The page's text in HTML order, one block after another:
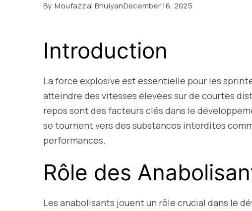
By Moufazzal BhuiyanDecember 16, 2025
Introduction
La force explosive est essentielle pour les
atteindre des vitesses élevées sur de courtes
repos sont des facteurs clés dans le
se tournent vers des substances interdites
performances.
Rôle des
Les anabolisants jouent un rôle crucial dans le